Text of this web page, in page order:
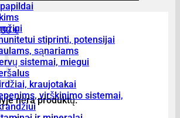
€
nėra produktų.
stiprinti, potensijai
sąnariams
sistemai, miegui
kraujotakai
virškinimo sistemai,